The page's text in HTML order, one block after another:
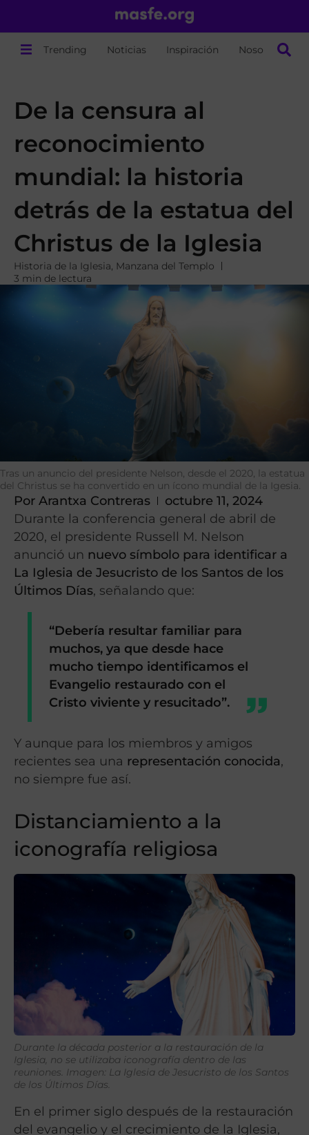
Trending Noticias Inspiración Nosotros
De la censura al
reconocimiento
mundial: la historia
detrás de la estatua del
Christus de la Iglesia
Historia de la Iglesia, Manzana del Templo
3 min de lectura
Tras un anuncio del presidente Nelson, desde el 2020, la estatua
del Christus se ha convertido en un ícono mundial de la Igesia.
Por Arantxa Contreras
octubre 11, 2024
Durante la conferencia general de abril de
2020, el presidente Russell M. Nelson
anunció un nuevo símbolo para identificar a
La Iglesia de Jesucristo de los Santos de los
Últimos Días, señalando que:
“Debería resultar familiar para
muchos, ya que desde hace
mucho tiempo identificamos el
Evangelio restaurado con el
Cristo viviente y resucitado”.
Y aunque para los miembros y amigos
recientes sea una representación conocida,
no siempre fue así.
Distanciamiento a la
iconografía religiosa
Durante la década posterior a la restauración de la
Iglesia, no se utilizaba iconografía dentro de las
reuniones. Imagen: La Iglesia de Jesucristo de los Santos
de los Últimos Días.
En el primer siglo después de la restauración
del evangelio y el crecimiento de la Iglesia,